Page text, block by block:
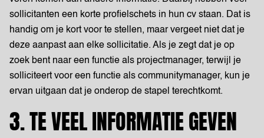
sollicitanten een korte profielschets in hun cv staan. Dat is
handig om je kort voor te stellen, maar vergeet niet dat je
deze aanpast aan elke sollicitatie. Als je zegt dat je op
zoek bent naar een functie als projectmanager, terwijl je
solliciteert voor een functie als communitymanager, kun je
ervan uitgaan dat je onderop de stapel terechtkomt.
3. TE VEEL INFORMATIE GEVEN